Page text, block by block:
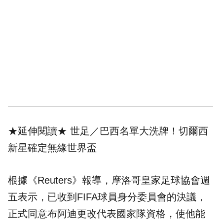
★延伸閱讀★ 世足／巴西名單大洗牌！切爾西
新星確定無緣世界盃
根據《Reuters》報導，摩洛哥皇家足球協會週
五表示，已收到FIFA球員身分委員會的決議，
正式同意布阿迪更改代表國家隊資格，使他能